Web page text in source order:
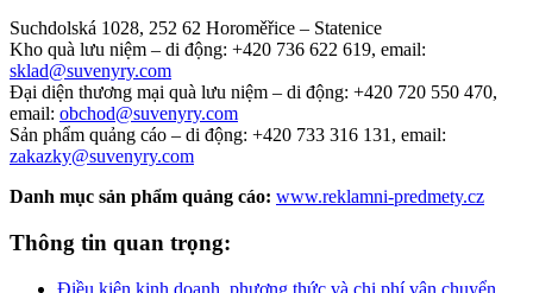
Suchdolská 1028, 252 62 Horoměřice – Statenice
Kho quà lưu niệm – di động: +420 736 622 619, email:
sklad@suvenyry.com
Đại diện thương mại quà lưu niệm – di động: +420 720 550 470,
email: obchod@suvenyry.com
Sản phẩm quảng cáo – di động: +420 733 316 131, email:
zakazky@suvenyry.com
Danh mục sản phẩm quảng cáo: www.reklamni-predmety.cz
Thông tin quan trọng:
Điều kiện kinh doanh, phương thức và chi phí vận chuyển